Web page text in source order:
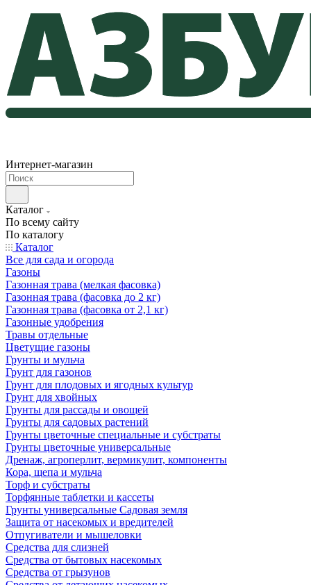
Интернет-магазин
Каталог
По всему сайту
По каталогу
Каталог
Все для сада и огорода
Газоны
Газонная трава (мелкая фасовка)
Газонная трава (фасовка до 2 кг)
Газонная трава (фасовка от 2,1 кг)
Газонные удобрения
Травы отдельные
Цветущие газоны
Грунты и мульча
Грунт для газонов
Грунт для плодовых и ягодных культур
Грунт для хвойных
Грунты для рассады и овощей
Грунты для садовых растений
Грунты цветочные специальные и субстраты
Грунты цветочные универсальные
Дренаж, агроперлит, вермикулит, компоненты
Кора, щепа и мульча
Торф и субстраты
Торфянные таблетки и кассеты
Грунты универсальные Садовая земля
Защита от насекомых и вредителей
Отпугиватели и мышеловки
Средства для слизней
Средства от бытовых насекомых
Средства от грызунов